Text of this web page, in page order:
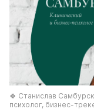
🍀 Станислав
психолог, бизнес-